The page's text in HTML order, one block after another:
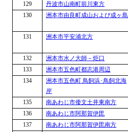
129 丹波市山南町前川東方
130
洲本市由良町成山および成ヶ島
131
洲本市平安浦北方
132
洲本市水ノ大師－炬口
133
洲本市五色町都志港周辺
134
洲本市五色町 鳥飼浜･鳥飼北海
岸
135 南あわじ市倭文土井東南方
136
南あわじ市阿那賀伊毘
137
南あわじ市阿那賀伊毘南方